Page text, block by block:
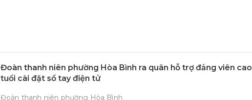
Đoàn thanh niên phường Hòa Bình ra quân hỗ trợ đảng viên cao
tuổi cài đặt sổ tay điện tử
Đoàn thanh niên phường Hòa Bình